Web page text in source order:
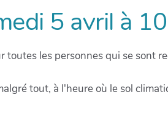
5 avril à
les personnes qui se sont
tout, à l'heure où le sol